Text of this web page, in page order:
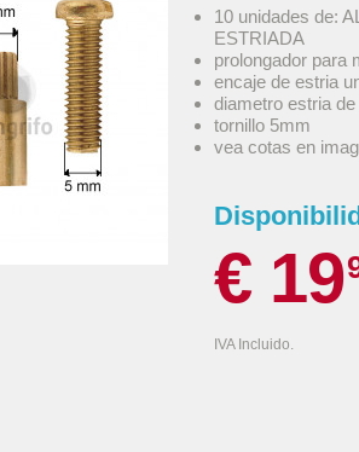
10 unidades de:
ESTRIADA
prolongador para
encaje de estria
diametro estria de
tornillo 5mm
vea cotas en
€ 19
IVA Incluido.